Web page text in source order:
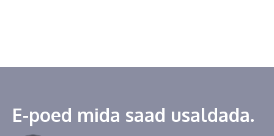
E-poed mida saad usaldada.